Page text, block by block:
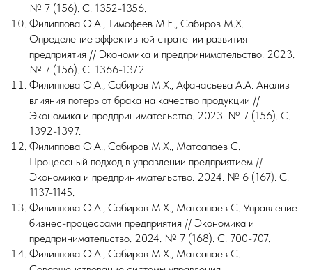
№ 7 (156). С. 1352-1356.
Филиппова О.А., Тимофеев М.Е., Сабиров М.Х.
Определение эффективной стратегии развития
предприятия // Экономика и предпринимательство. 2023.
№ 7 (156). С. 1366-1372.
Филиппова О.А., Сабиров М.Х., Афанасьева А.А. Анализ
влияния потерь от брака на качество продукции //
Экономика и предпринимательство. 2023. № 7 (156). С.
1392-1397.
Филиппова О.А., Сабиров М.Х., Матсапаев С.
Процессный подход в управлении предприятием //
Экономика и предпринимательство. 2024. № 6 (167). С.
1137-1145.
Филиппова О.А., Сабиров М.Х., Матсапаев С. Управление
бизнес-процессами предприятия // Экономика и
предпринимательство. 2024. № 7 (168). С. 700-707.
Филиппова О.А., Сабиров М.Х., Матсапаев С.